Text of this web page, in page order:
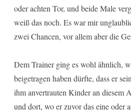
oder achten Tor, und beide Male
weiß das noch. Es war mir
zwei Chancen, vor allem aber die
Dem Trainer ging es wohl ähnlich,
beigetragen haben dürfte, dass er
ihm anvertrauten Kinder an diesem
und dort, wo er zuvor das eine oder